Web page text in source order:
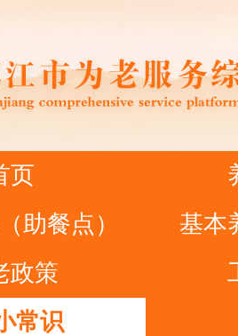
页
助餐点）
基本
政策
常识